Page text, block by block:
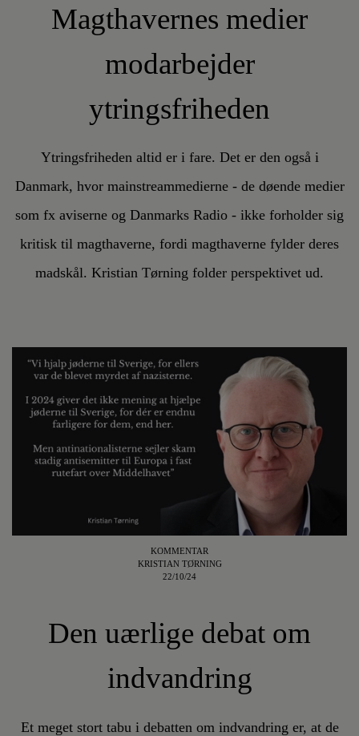
Magthavernes medier
modarbejder
ytringsfriheden
Ytringsfriheden altid er i fare. Det er den også i
Danmark, hvor mainstreammedierne - de døende medier
som fx aviserne og Danmarks Radio - ikke forholder sig
kritisk til magthaverne, fordi magthaverne fylder deres
madskål. Kristian Tørning folder perspektivet ud.
KOMMENTAR
KRISTIAN TØRNING
22/10/24
Den uærlige debat om
indvandring
Et meget stort tabu i debatten om indvandring er, at de